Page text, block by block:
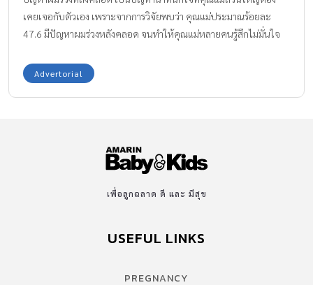
บริเวณท้ายทอยได้ […]
เคยเจอกับตัวเอง เพราะจากการวิจัยพบว่า คุณแม่ประมาณร้อยละ
47.6 มีปัญหาผมร่วงหลังคลอด จนทำให้คุณแม่หลายคนรู้สึกไม่มั่นใจ
ไม่ว่าจะเป็นสาวๆ คนไหนก็อยากสวยและดูดีอยู่เสมอด้วยกันทั้งนั้น วัน
นี้ทีมแม่ ABK จึงคัดเลือกผลิตภัณฑ์สเปรย์บำรุงเส้นผม Jessie Hair
Baby & Kids Awards 2024 ผมร่วงหลังคลอด เกิดจากการที่ผู้หญิง
หลังคลอดมีฮอร์โมนเอสโตรเจนที่ลดลงจนส่งผลต่อการสร้างคอลลา
เจนในผิวหนัง และทำให้หนังศีรษะสร้างไขมันลดลง หนังศีรษะจึงแห้ง
ชะลอและยับยั้งปัญหานี้ได้ สเปรย์บำรุงเส้นผม Jessie Hair Tonic มา
Advertorial
เพื่อลูกฉลาด ดี และ มีสุข
USEFUL LINKS
PREGNANCY